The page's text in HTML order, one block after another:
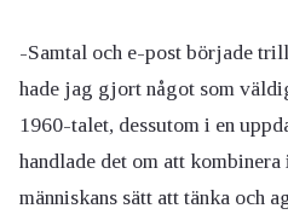
-Samtal och e-post började
hade jag gjort något som
1960-talet, dessutom i en
handlade det om att
människans sätt att tänka och